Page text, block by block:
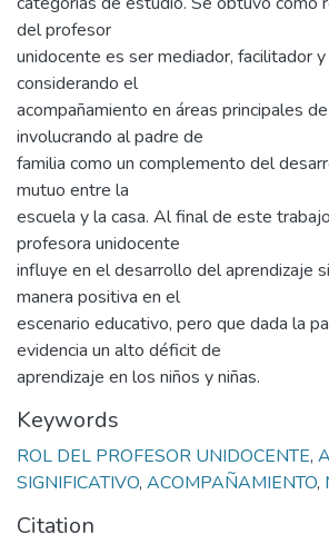
del profesor
unidocente es ser mediador, facilitador
considerando el
acompañamiento en áreas principales
involucrando al padre de
familia como un complemento del
mutuo entre la
escuela y la casa. Al final de este
profesora unidocente
influye en el desarrollo del aprendizaje
manera positiva en el
escenario educativo, pero que dada la
evidencia un alto déficit de
aprendizaje en los niños y niñas.
Keywords
ROL DEL PROFESOR UNIDOCENTE,
SIGNIFICATIVO, ACOMPAÑAMIENTO,
Citation